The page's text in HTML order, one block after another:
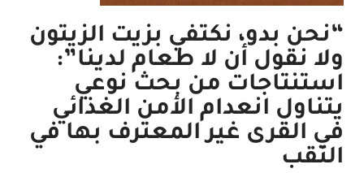
“نحن بدو، نكتفي بزيت الزيتون
ولا نقول أن لا طعام لدينا”:
استنتاجات من بحث نوعي
يتناول انعدام الأمن الغذائي
في القرى غير المعترف بها في
النقب